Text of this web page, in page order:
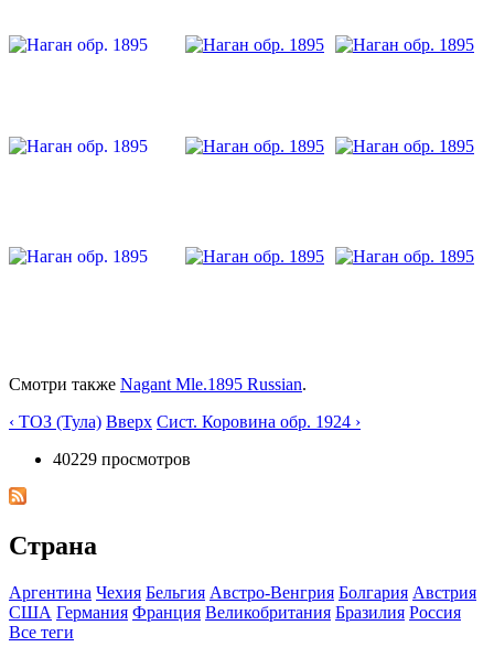
Смотри также Nagant Mle.1895 Russian.
‹ ТОЗ (Тула) Вверх Сист. Коровина обр. 1924 ›
40229 просмотров
Страна
Аргентина Чехия Бельгия Австро-Венгрия Болгария Австрия
США Германия Франция Великобритания Бразилия Росcия
Все теги